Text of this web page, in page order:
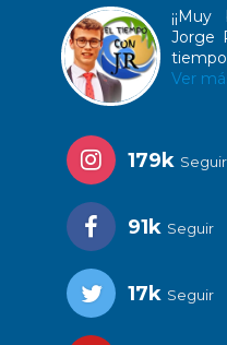
Jorge
Ver
179k Seguir
91k Seguir
17k Seguir